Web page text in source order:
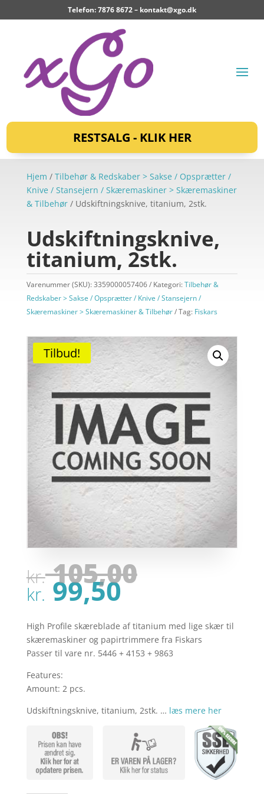
Telefon: 7876 8672 – kontakt@xgo.dk
RESTSALG - KLIK HER
Hjem / Tilbehør & Redskaber > Sakse / Opsprætter /
Knive / Stansejern / Skæremaskiner > Skæremaskiner
& Tilbehør/ Udskiftningsknive, titanium, 2stk.
Udskiftningsknive,
titanium, 2stk.
Varenummer (SKU):3359000057406 Kategori:Tilbehør &
Redskaber > Sakse / Opsprætter / Knive / Stansejern /
Skæremaskiner > Skæremaskiner & Tilbehør
Tag: Fiskars
Tilbud!
kr.105,00Den
var:
kr.
kr.99,50Den
pris
er:
kr. 99,50.
High Profile skæreblade af titanium med lige skær til
skæremaskiner og papirtrimmere fra Fiskars
Passer til vare nr. 5446 + 4153 + 9863
Features:
Amount: 2 pcs.
Udskiftningsknive, titanium, 2stk. … læs mere her